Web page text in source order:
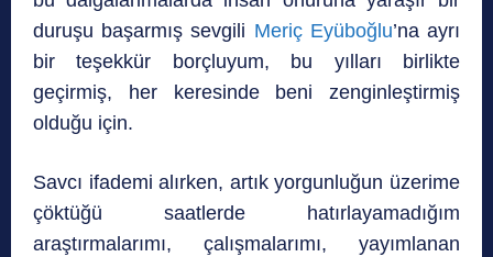
duruşu başarmış sevgili Meriç Eyüboğlu’na ayrı
bir teşekkür borçluyum, bu yılları birlikte
geçirmiş, her keresinde beni zenginleştirmiş
olduğu için.
Savcı ifademi alırken, artık yorgunluğun üzerime
çöktüğü saatlerde hatırlayamadığım
araştırmalarımı, çalışmalarımı, yayımlanan